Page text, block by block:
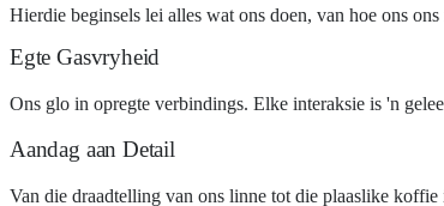
Hierdie beginsels lei alles wat ons doen, van hoe ons
Egte Gasvryheid
Ons glo in opregte verbindings. Elke interaksie is 'n
Aandag aan Detail
Van die draadtelling van ons linne tot die plaaslike